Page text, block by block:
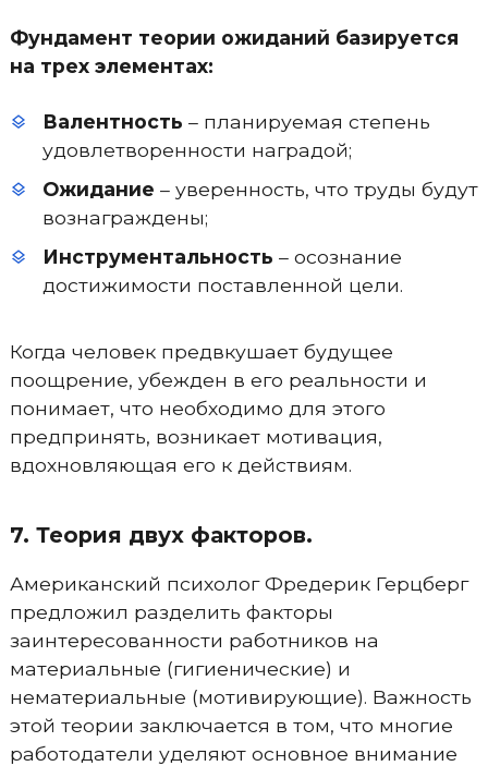
Фундамент теории ожиданий базируется
на трех элементах:
Валентность – планируемая степень
удовлетворенности наградой;
Ожидание – уверенность, что труды будут
вознаграждены;
Инструментальность – осознание
достижимости поставленной цели.
Когда человек предвкушает будущее
поощрение, убежден в его реальности и
понимает, что необходимо для этого
предпринять, возникает мотивация,
вдохновляющая его к действиям.
7. Теория двух факторов.
Американский психолог Фредерик Герцберг
предложил разделить факторы
заинтересованности работников на
материальные (гигиенические) и
нематериальные (мотивирующие). Важность
этой теории заключается в том, что многие
работодатели уделяют основное внимание